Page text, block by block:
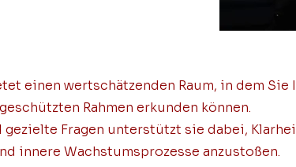
einen wertschätzenden Raum, in dem Sie
Rahmen erkunden können.
Fragen unterstützt sie dabei,
innere Wachstumsprozesse anzustoßen.